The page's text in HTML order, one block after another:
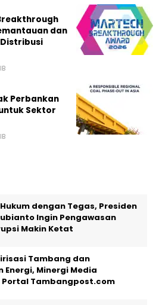
dan
Perbankan
Sektor
dengan Tegas, Presiden
Ingin Pengawasan
Makin Ketat
Tambang dan
Energi, Minergi Media
Portal Tambangpost.com